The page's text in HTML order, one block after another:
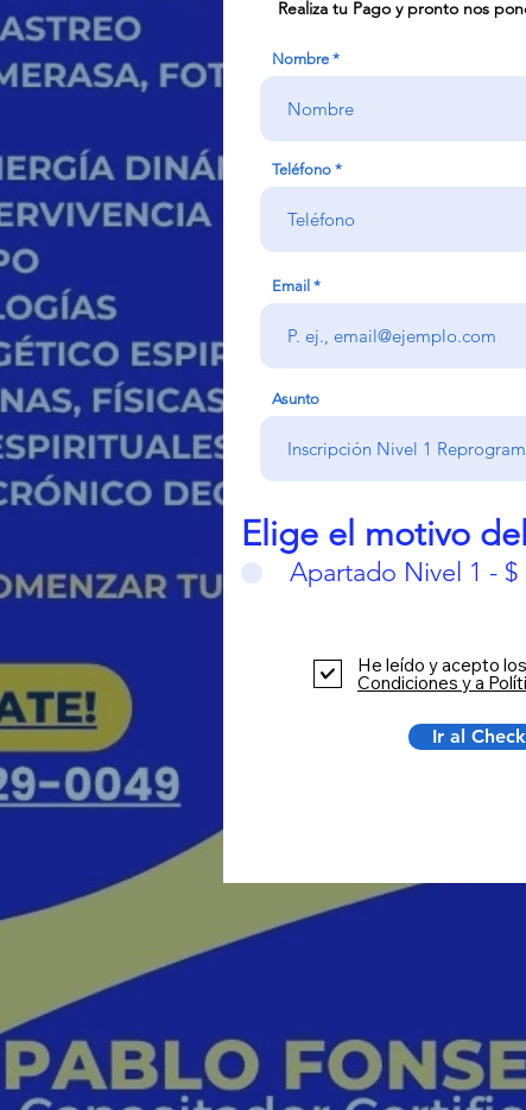
Realiza tu Pago y pronto nos
Nombre
Teléfono
Email
Asunto
Elige el motivo
Apartado Nivel 1 - $
He leído y acepto los
Condiciones y a
Ir al